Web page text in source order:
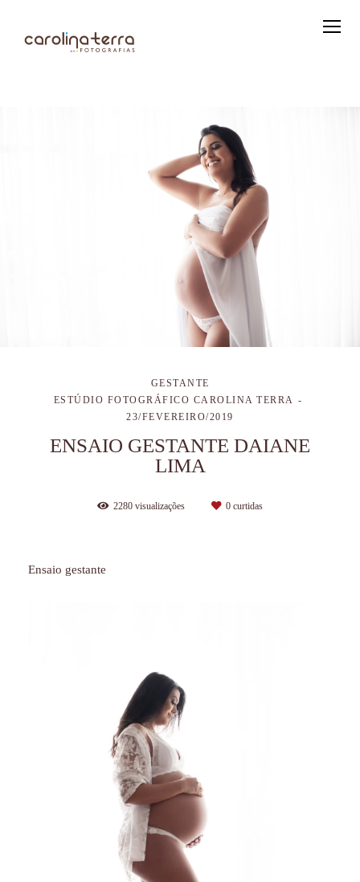
GESTANTE
ESTÚDIO FOTOGRÁFICO CAROLINA TERRA
23/FEVEREIRO/2019
ENSAIO GESTANTE DAIANE
LIMA
2280 visualizações 0 curtidas
Ensaio gestante